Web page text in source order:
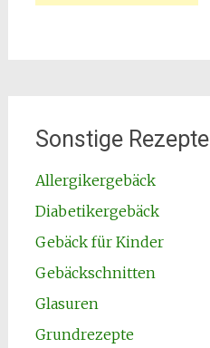
Sonstige Rezepte
Allergikergebäck
Diabetikergebäck
Gebäck für Kinder
Gebäckschnitten
Glasuren
Grundrezepte